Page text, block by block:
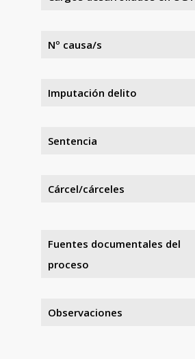
Nº causa/s
Imputación delito
Sentencia
Cárcel/cárceles
Fuentes documentales del
proceso
Observaciones